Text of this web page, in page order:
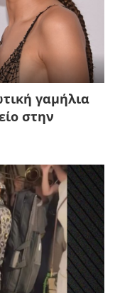
γαμήλια
στην